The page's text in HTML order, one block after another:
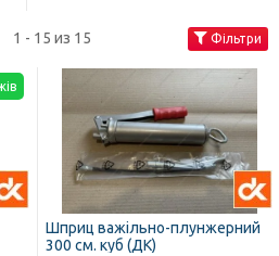
1 - 15 из 15 Фільтри
Шприц важільно-плунжерний
300 см. куб (ДК)